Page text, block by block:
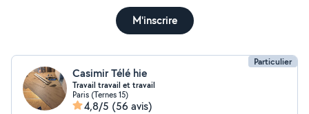
M'inscrire
Particulier
Casimir Télé hie
Travail travail et travail
Paris (Ternes 15)
4,8/5 (56 avis)